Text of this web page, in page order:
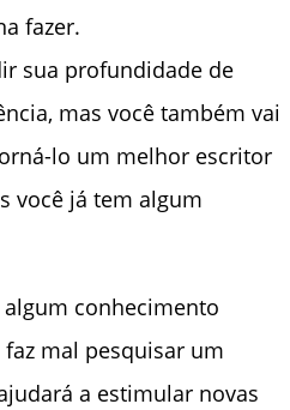
fazer.
sua profundidade de
mas você também vai
lo um melhor escritor
você já tem algum
conhecimento
mal pesquisar um
a estimular novas